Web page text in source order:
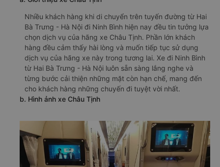
Nhiều khách hàng khi di chuyển trên tuyến đường từ Hai
Bà Trưng - Hà Nội đi Ninh Bình hiện nay đều tin tưởng lựa
chọn dịch vụ của hãng xe Châu Tịnh. Phần lớn khách
hàng đều cảm thấy hài lòng và muốn tiếp tục sử dụng
dịch vụ của hãng xe này trong tương lai. Xe đi Ninh Bình
từ Hai Bà Trưng - Hà Nội luôn sẵn sàng lắng nghe và
từng bước cải thiện những mặt còn hạn chế, mang đến
cho khách hàng những chuyến đi tuyệt vời nhất.
b. Hình ảnh xe Châu Tịnh